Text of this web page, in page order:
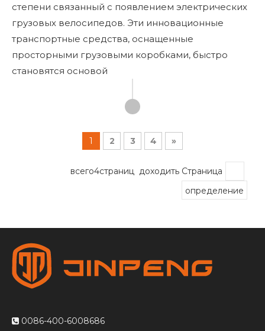
степени связанный с появлением электрических
грузовых велосипедов. Эти инновационные
транспортные средства, оснащенные
просторными грузовыми коробками, быстро
становятся основой
1 2 3 4 »
всего4страниц доходить Страница
определение
 0086-400-6008686